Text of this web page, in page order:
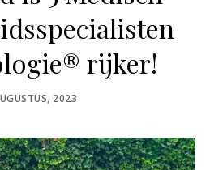
rijker!
2023